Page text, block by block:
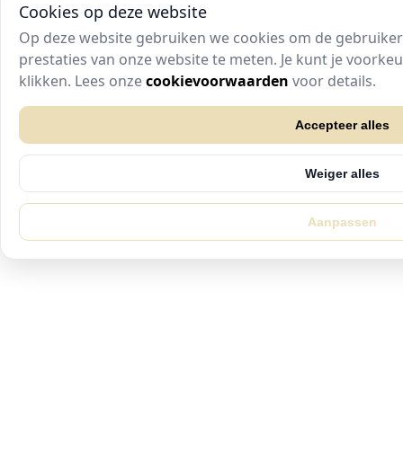
Cookies op deze website
Op deze website gebruiken we cookies om de
prestaties van onze website te meten. Je kunt je
klikken. Lees onzecookievoorwaarden voor details.
Accepteer alles
Weiger alles
Aanpassen